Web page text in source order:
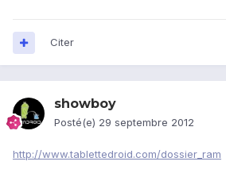
Citer
showboy
Posté(e) 29 septembre 2012
http://www.tablettedroid.com/dossier_ram